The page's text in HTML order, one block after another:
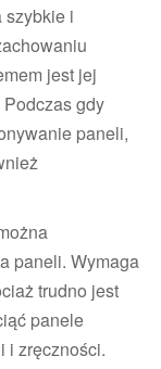
szybkie i
jest jej
gdy
paneli,
paneli. Wymaga
trudno jest
panele
i zręczności.